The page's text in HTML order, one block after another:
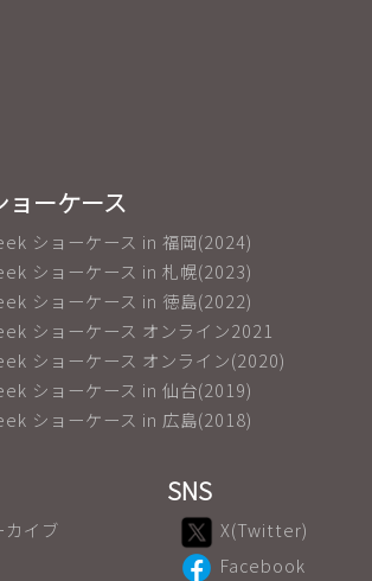
ョーケース
ショーケース in 福岡(2024)
ショーケース in 札幌(2023)
ショーケース in 徳島(2022)
ショーケース オンライン2021
ショーケース オンライン(2020)
ショーケース in 仙台(2019)
ショーケース in 広島(2018)
カイブ
SNS
X(Twitter)
Facebook